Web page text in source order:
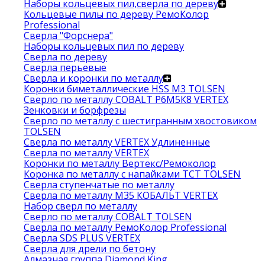
Наборы кольцевых пил,сверла по дереву
Кольцевые пилы по дереву РемоКолор
Professional
Сверла "Форснера"
Наборы кольцевых пил по дереву
Сверла по дереву
Сверла перьевые
Сверла и коронки по металлу
Коронки биметаллические HSS M3 TOLSEN
Сверло по металлу COBALT Р6М5К8 VERTEX
Зенковки и борфрезы
Сверло по металлу с шестигранным хвостовиком
TOLSEN
Сверла по металлу VERTEX Удлиненные
Сверла по металлу VERTEX
Коронки по металлу Вертекс/Ремоколор
Коронка по металлу с напайками TCT TOLSEN
Сверла ступенчатые по металлу
Сверла по металлу М35 КОБАЛЬТ VERTEX
Набор сверл по металлу
Сверло по металлу COBALT TOLSEN
Сверла по металлу РемоКолор Professional
Сверла SDS PLUS VERTEX
Сверла для дрели по бетону